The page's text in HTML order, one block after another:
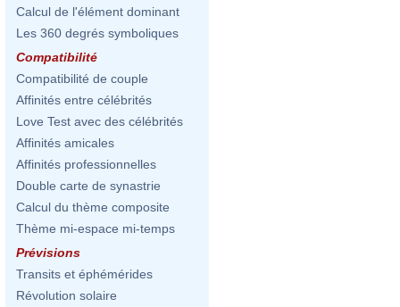
Calcul de l'élément dominant
Les 360 degrés symboliques
Compatibilité
Compatibilité de couple
Affinités entre célébrités
Love Test avec des célébrités
Affinités amicales
Affinités professionnelles
Double carte de synastrie
Calcul du thème composite
Thème mi-espace mi-temps
Prévisions
Transits et éphémérides
Révolution solaire